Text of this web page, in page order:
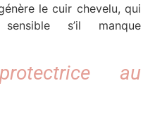
le cuir chevelu, qui
s’il manque
au